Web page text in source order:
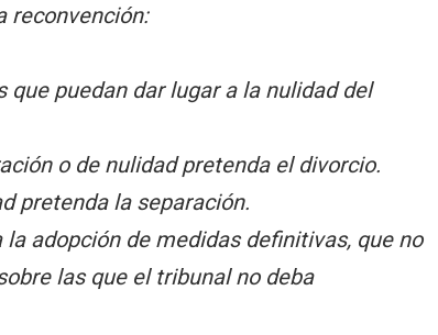
reconvención:
que puedan dar lugar a la nulidad del
o de nulidad pretenda el divorcio.
pretenda la separación.
adopción de medidas definitivas, que no
las que el tribunal no deba